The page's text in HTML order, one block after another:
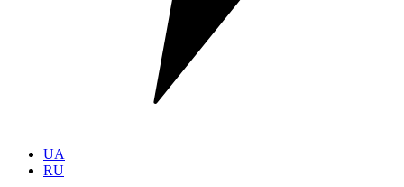
UA
RU